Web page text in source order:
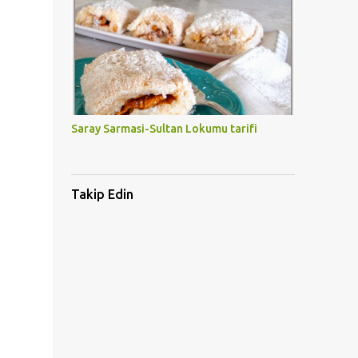
Saray Sarmasi-Sultan Lokumu tarifi
Takip Edin